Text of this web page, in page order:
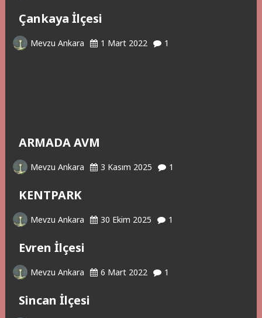
Çankaya İlçesi
Mevzu Ankara 1 Mart 2022 1
ARMADA AVM
Mevzu Ankara 3 Kasım 2025 1
KENTPARK
Mevzu Ankara 30 Ekim 2025 1
Evren İlçesi
Mevzu Ankara 6 Mart 2022 1
Sincan İlçesi